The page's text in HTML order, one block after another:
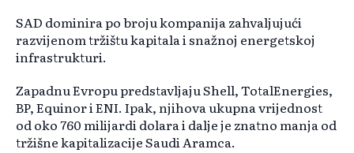
SAD dominira po broju kompanija zahvaljujući
razvijenom tržištu kapitala i snažnoj energetskoj
infrastrukturi.
Zapadnu Evropu predstavljaju Shell, TotalEnergies,
BP, Equinor i ENI. Ipak, njihova ukupna vrijednost
od oko 760 milijardi dolara i dalje je znatno manja od
tržišne kapitalizacije Saudi Aramca.